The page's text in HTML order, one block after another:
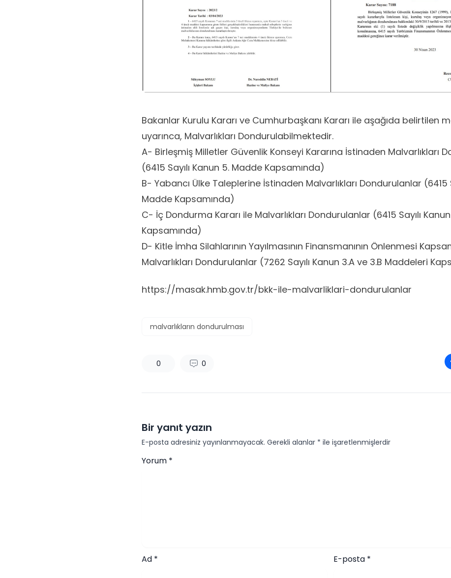
Bakanlar Kurulu Kararı ve Cumhurbaşkanı Kararı ile aşağıda belirtilen
uyarınca, Malvarlıkları Dondurulabilmektedir.
A- Birleşmiş Milletler Güvenlik Konseyi Kararına İstinaden Malvarlıkları
(6415 Sayılı Kanun 5. Madde Kapsamında)
B- Yabancı Ülke Taleplerine İstinaden Malvarlıkları Dondurulanlar (6415
Madde Kapsamında)
C- İç Dondurma Kararı ile Malvarlıkları Dondurulanlar (6415 Sayılı
Kapsamında)
D- Kitle İmha Silahlarının Yayılmasının Finansmanının Önlenmesi
Malvarlıkları Dondurulanlar (7262 Sayılı Kanun 3.A ve 3.B Maddeleri
https://masak.hmb.gov.tr/bkk-ile-malvarliklari-dondurulanlar
malvarlıkların dondurulması
0 0
Bir yanıt yazın
E-posta adresiniz yayınlanmayacak. Gerekli alanlar * ile işaretlenmişlerdir
Yorum *
Ad * E-posta *